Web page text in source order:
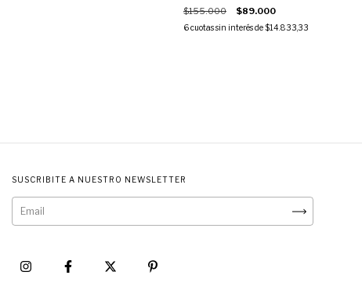
$155.000 $89.000
6cuotas sin interés de$14.833,33
SUSCRIBITE A NUESTRO NEWSLETTER